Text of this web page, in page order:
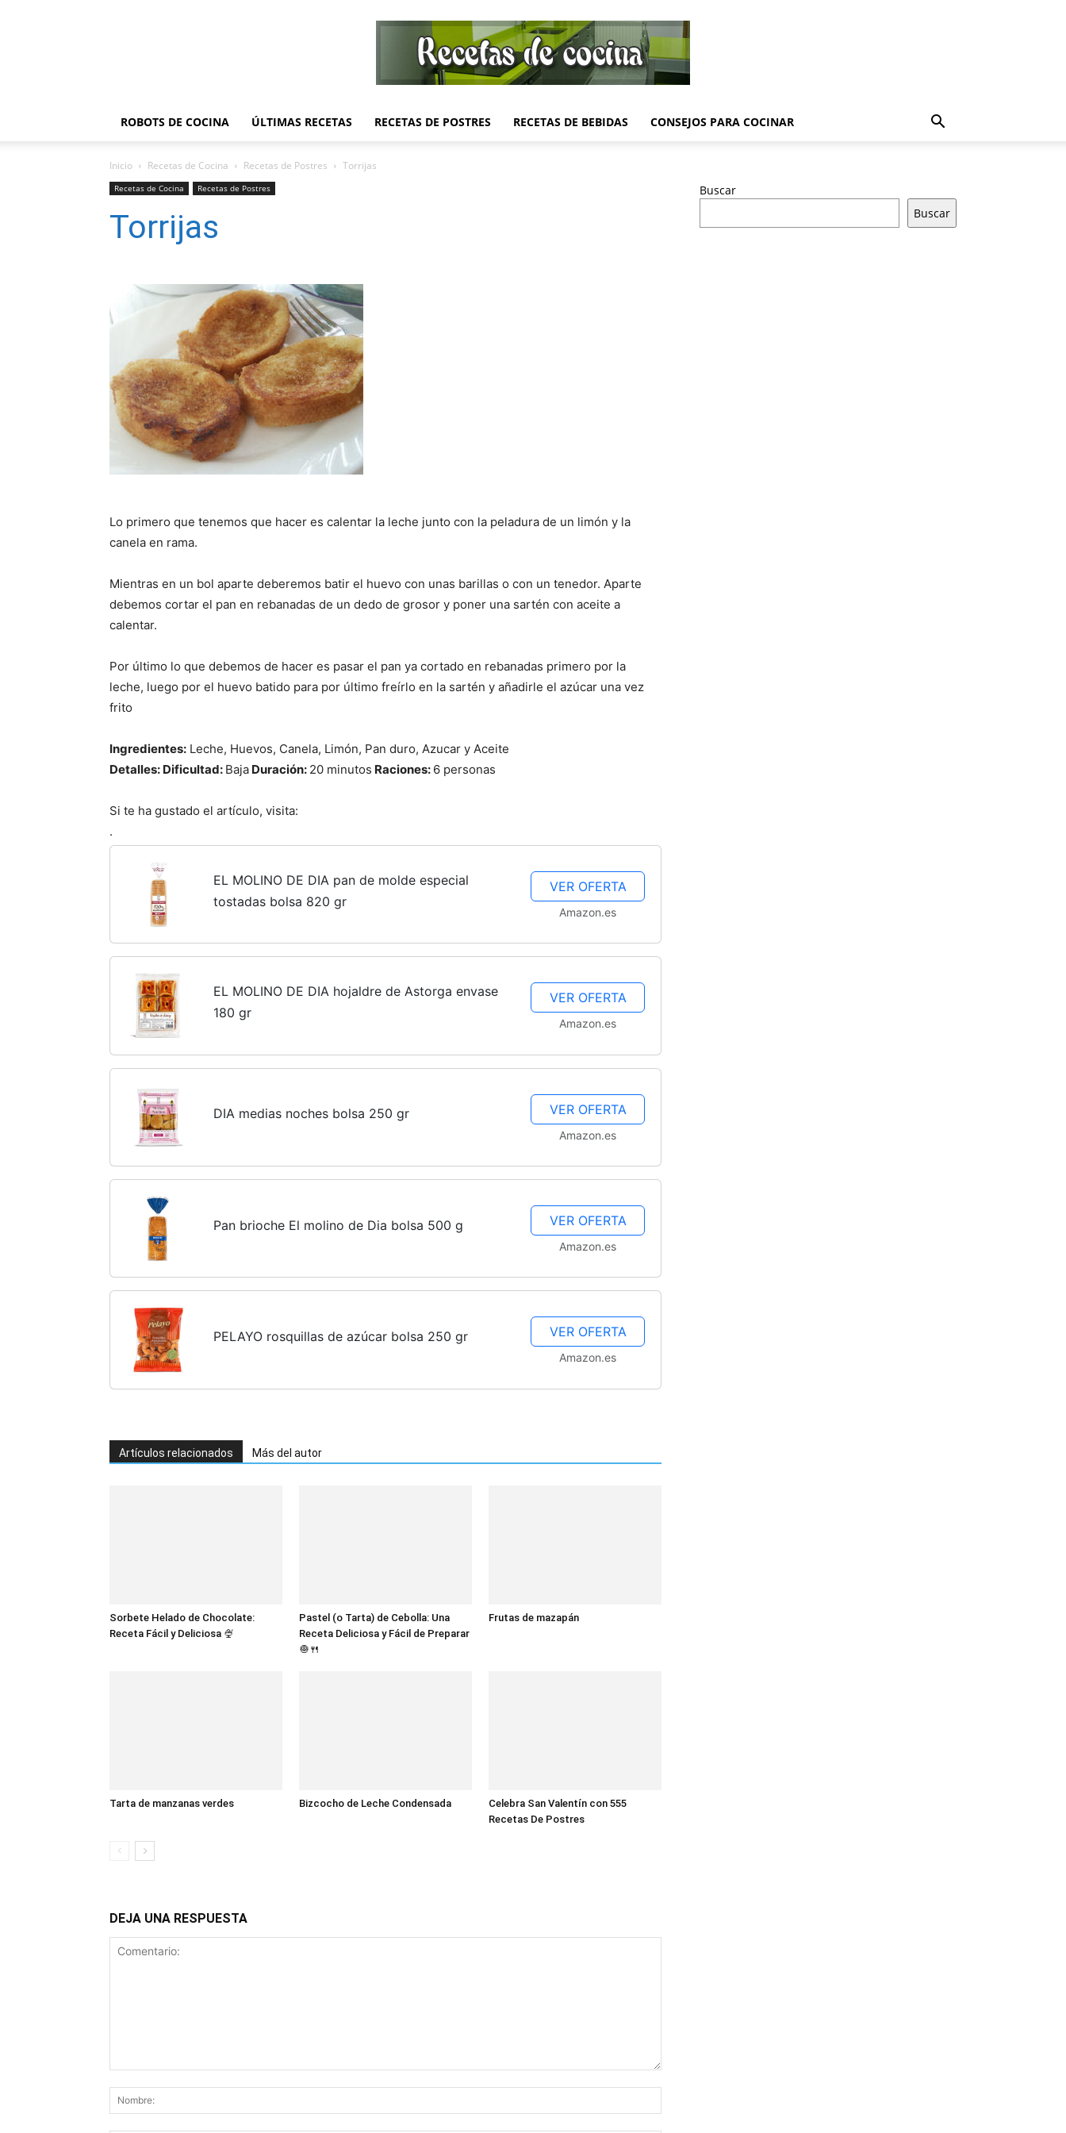
|
Fáciles
ROBOTS DE COCINA ÚLTIMAS RECETAS RECETAS DE POSTRES RECETAS DE BEBIDAS CONSEJOS PARA COCINAR
Inicio Recetas de Cocina Recetas de Postres Torrijas
Recetas de Cocina Recetas de Postres
Torrijas
Lo primero que tenemos que hacer es calentar la leche junto con la peladura de un limón y la
canela en rama.
Mientras en un bol aparte deberemos batir el huevo con unas barillas o con un tenedor. Aparte
debemos cortar el pan en rebanadas de un dedo de grosor y poner una sartén con aceite a
calentar.
Por último lo que debemos de hacer es pasar el pan ya cortado en rebanadas primero por la
leche, luego por el huevo batido para por último freírlo en la sartén y añadirle el azúcar una vez
frito
Ingredientes: Leche, Huevos, Canela, Limón, Pan duro, Azucar y Aceite
Detalles: Dificultad: Baja Duración: 20 minutos Raciones: 6 personas
Si te ha gustado el artículo, visita:
.
EL MOLINO DE DIA pan de molde especial
tostadas bolsa 820 gr
VER OFERTA
Amazon.es
EL MOLINO DE DIA hojaldre de Astorga envase
180 gr
VER OFERTA
Amazon.es
DIA medias noches bolsa 250 gr VER OFERTA
Amazon.es
Pan brioche El molino de Dia bolsa 500 g VER OFERTA
Amazon.es
PELAYO rosquillas de azúcar bolsa 250 gr VER OFERTA
Amazon.es
Artículos relacionados Más del autor
Sorbete Helado de Chocolate:
Receta Fácil y Deliciosa 🍨
Pastel (o Tarta) de Cebolla: Una
Receta Deliciosa y Fácil de Preparar
🧅🍴
Frutas de mazapán
Tarta de manzanas verdes Bizcocho de Leche Condensada
Celebra San Valentín con 555
Recetas De Postres
DEJA UNA RESPUESTA
Buscar
Buscar